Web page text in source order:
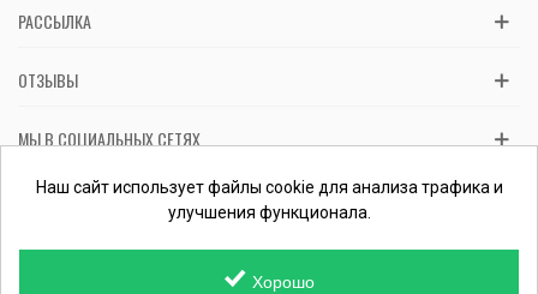
РАССЫЛКА
ОТЗЫВЫ
МЫ В СОЦИАЛЬНЫХ СЕТЯХ
Вас обслуживает ФЛП Косташ С.И., номер записи в ЕГР 2 673 000
0000 057597 от 06.01.2017.Проверить ФЛП
Наш сайт использует файлы cookie для анализа трафика и
улучшения функционала.
Хорошо